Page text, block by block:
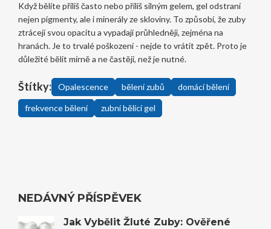
Když bělíte příliš často nebo příliš silným gelem, gel odstraní
nejen pigmenty, ale i minerály ze skloviny. To způsobí, že zuby
ztrácejí svou opacitu a vypadají průhledněji, zejména na
hranách. Je to trvalé poškození - nejde to vrátit zpět. Proto je
důležité bělit mírně a ne častěji, než je nutné.
Štítky: Opalescence bělení zubů domácí bělení
frekvence bělení zubní bělící gel
NEDÁVNÝ PŘÍSPĚVEK
Jak Vybělit Žluté Zuby: Ověřené